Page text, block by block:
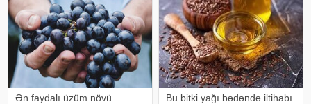
Ən faydalı üzüm növü
Bu bitki yağı bədəndə iltihabı